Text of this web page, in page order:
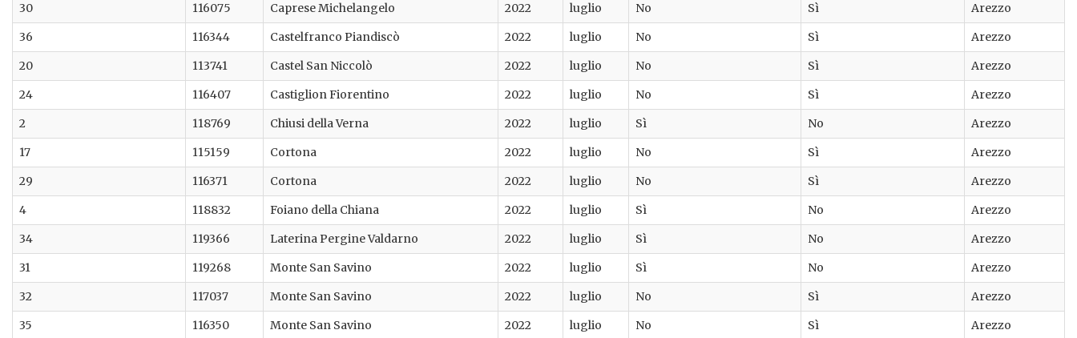
30
116075 Caprese Michelangelo 2022 luglio No Sì
Arezzo
36
116344 Castelfranco Piandiscò 2022 luglio No Sì
Arezzo
20
113741 Castel San Niccolò 2022 luglio No Sì
Arezzo
24
116407 Castiglion Fiorentino 2022 luglio No Sì
Arezzo
2
118769 Chiusi della Verna 2022 luglio Sì No
Arezzo
17
115159 Cortona 2022 luglio No Sì
Arezzo
29
116371 Cortona 2022 luglio No Sì
Arezzo
4
118832 Foiano della Chiana 2022 luglio Sì No
Arezzo
34
119366 Laterina Pergine Valdarno 2022 luglio Sì No
Arezzo
31
119268 Monte San Savino 2022 luglio Sì No
Arezzo
32
117037 Monte San Savino 2022 luglio No Sì
Arezzo
35
116350 Monte San Savino 2022 luglio No Sì
Arezzo